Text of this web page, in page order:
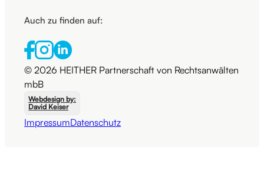
Auch zu finden auf:
© 2026 HEITHER Partnerschaft von Rechtsanwälten
mbB
ImpressumDatenschutz
Webdesign by:
David Keiser